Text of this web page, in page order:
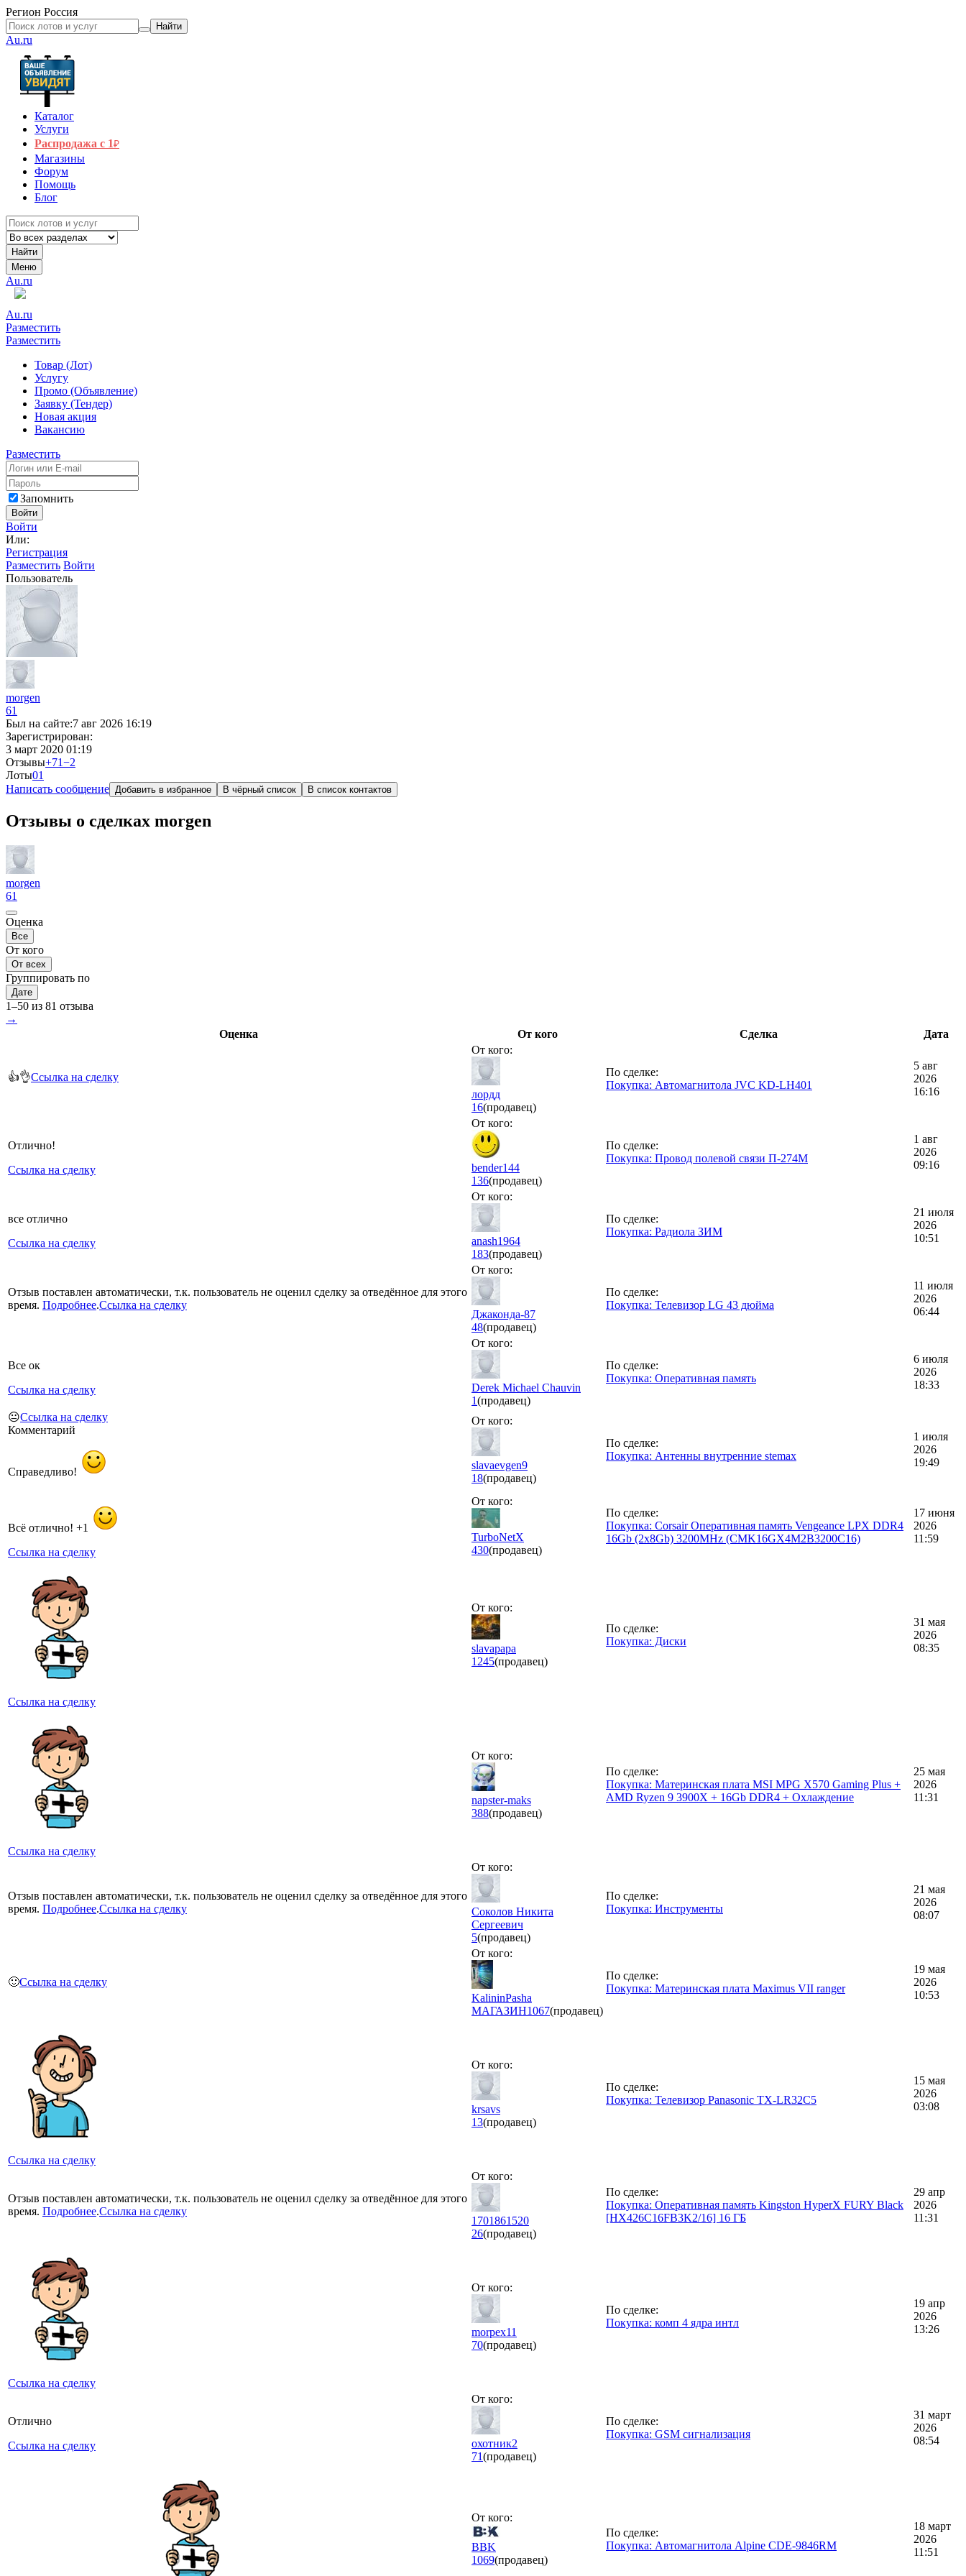
Регион Россия
Найти
Au.ru
Каталог
Услуги
Распродажа с 1₽
Магазины
Форум
Помощь
Блог
Найти
Меню
Au.ru
Au.ru
Разместить
Разместить
Товар (Лот)
Услугу
Промо (Объявление)
Заявку (Тендер)
Новая акция
Вакансию
Разместить
Запомнить
Войти
Войти
Или:
Регистрация
Разместить Войти
Пользователь
morgеn
61
Был на сайте:7 авг 2026 16:19
Зарегистрирован:
3 март 2020 01:19
Отзывы+71−2
Лоты01
Написать сообщение Добавить в избранное В чёрный список В список контактов
Отзывы о сделках morgеn
morgеn
61
Оценка
Все
От кого
От всех
Группировать по
Дате
1–50 из 81 отзыва
→
Оценка
От кого Сделка Дата
👍👌Ссылка на сделку
От кого:
лордд
16(продавец)
По сделке:
Покупка: Автомагнитола JVC KD-LH401
5 авг
2026
16:16
Отлично!
Ссылка на сделку
От кого:
bender144
136(продавец)
По сделке:
Покупка: Провод полевой связи П-274М
1 авг
2026
09:16
все отлично
Ссылка на сделку
От кого:
anash1964
183(продавец)
По сделке:
Покупка: Радиола ЗИМ
21 июля
2026
10:51
Отзыв поставлен автоматически, т.к. пользователь не оценил сделку за отведённое для этого
время. Подробнее.Ссылка на сделку
От кого:
Джаконда-87
48(продавец)
По сделке:
Покупка: Телевизор LG 43 дюйма
11 июля
2026
06:44
Все ок
Ссылка на сделку
От кого:
Derek Michael Chauvin
1(продавец)
По сделке:
Покупка: Оперативная память
6 июля
2026
18:33
😐Ссылка на сделку
Комментарий
Справедливо!
От кого:
slavaevgen9
18(продавец)
По сделке:
Покупка: Антенны внутренние stemax
1 июля
2026
19:49
Всё отлично! +1
Ссылка на сделку
От кого:
TurboNetX
430(продавец)
По сделке:
Покупка: Corsair Оперативная память Vengeance LPX DDR4
16Gb (2x8Gb) 3200MHz (CMK16GX4M2B3200C16)
17 июня
2026
11:59
Ссылка на сделку
От кого:
slavapapa
1245(продавец)
По сделке:
Покупка: Диски
31 мая
2026
08:35
Ссылка на сделку
От кого:
napster-maks
388(продавец)
По сделке:
Покупка: Материнская плата MSI MPG X570 Gaming Plus +
AMD Ryzen 9 3900X + 16Gb DDR4 + Охлаждение
25 мая
2026
11:31
Отзыв поставлен автоматически, т.к. пользователь не оценил сделку за отведённое для этого
время. Подробнее.Ссылка на сделку
От кого:
Соколов Никита
Сергеевич
5(продавец)
По сделке:
Покупка: Инструменты
21 мая
2026
08:07
🙂Ссылка на сделку
От кого:
KalininPasha
МАГАЗИН1067(продавец)
По сделке:
Покупка: Материнская плата Maximus VII ranger
19 мая
2026
10:53
Ссылка на сделку
От кого:
krsavs
13(продавец)
По сделке:
Покупка: Телевизор Panasonic TX-LR32C5
15 мая
2026
03:08
Отзыв поставлен автоматически, т.к. пользователь не оценил сделку за отведённое для этого
время. Подробнее.Ссылка на сделку
От кого:
1701861520
26(продавец)
По сделке:
Покупка: Оперативная память Kingston HyperX FURY Black
[HX426C16FB3K2/16] 16 ГБ
29 апр
2026
11:31
Ссылка на сделку
От кого:
morpex11
70(продавец)
По сделке:
Покупка: комп 4 ядра интл
19 апр
2026
13:26
Отлично
Ссылка на сделку
От кого:
охотник2
71(продавец)
По сделке:
Покупка: GSM сигнализация
31 март
2026
08:54
От кого:
BBK
1069(продавец)
По сделке:
Покупка: Автомагнитола Alpine CDE-9846RM
18 март
2026
11:51